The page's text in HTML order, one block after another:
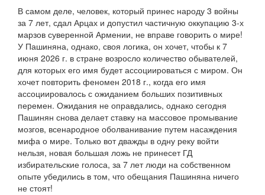
В самом деле, человек, который принес народу 3 войны
за 7 лет, сдал Арцах и допустил частичную оккупацию 3-х
марзов суверенной Армении, не вправе говорить о мире!
У Пашиняна, однако, своя логика, он хочет, чтобы к 7
июня 2026 г. в стране возросло количество обывателей,
для которых его имя будет ассоциироваться с миром. Он
хочет повторить феномен 2018 г., когда его имя
ассоциировалось с ожиданием больших позитивных
перемен. Ожидания не оправдались, однако сегодня
Пашинян снова делает ставку на массовое промывание
мозгов, всенародное оболванивание путем насаждения
мифа о мире. Только вот дважды в одну реку войти
нельзя, новая большая ложь не принесет ГД
избирательские голоса, за 7 лет люди на собственном
опыте убедились в том, что обещания Пашиняна ничего
не стоят!